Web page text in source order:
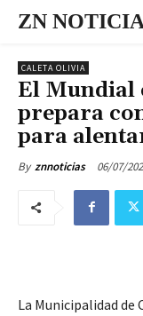
ZN
CALETA OLIVIA
El Mundial
prepara
para
By znnoticias 06/07/
La Municipalidad de